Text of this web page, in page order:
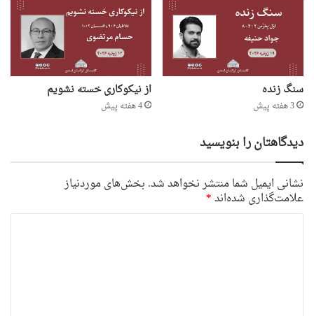
سنگ زنده
3 هفته پیش
از نیکوکاری خسته نشویم
4 هفته پیش
دیدگاهتان را بنویسید
نشانی ایمیل شما منتشر نخواهد شد. بخش‌های موردنیاز
علامت‌گذاری شده‌اند*